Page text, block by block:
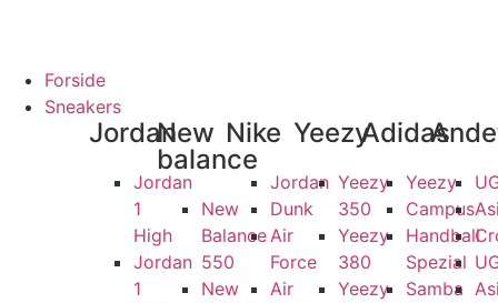
Forside
Sneakers
Jordan
Jordan
1
High
Jordan
1
New
balance
New
Balance
550
New
Nike
Jordan
Dunk
Air
Force
Air
Yeezy
Yeezy
350
Yeezy
380
Yeezy
Adidas
Yeezy
Campus
Handball
Spezial
Samba